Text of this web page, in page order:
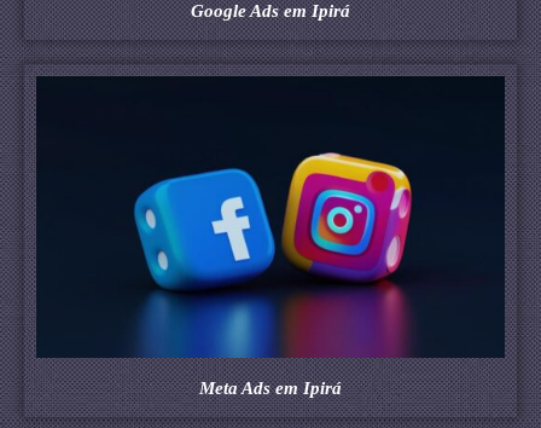
Google Ads em Ipirá
Meta Ads em Ipirá